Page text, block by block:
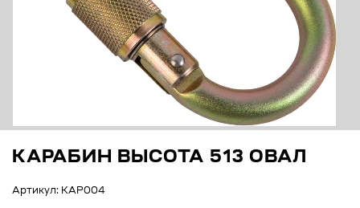
КАРАБИН ВЫСОТА 513 ОВАЛ
Артикул: КАР004